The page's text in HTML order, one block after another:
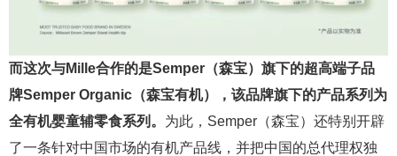
而这次与Mille合作的是Semper（森宝）旗下的超高端子品
牌Semper Organic（森宝有机），该品牌旗下的产品系列为
全有机婴童辅零食系列。 为此，Semper（森宝）还特别开辟
了一条针对中国市场的有机产品线，并把中国的总代理权独